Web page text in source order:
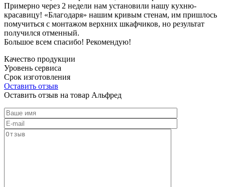
Примерно через 2 недели нам установили нашу кухню-
красавицу! «Благодаря» нашим кривым стенам, им пришлось
помучиться с монтажом верхних шкафчиков, но результат
получился отменный.
Большое всем спасибо! Рекомендую!
Качество продукции
Уровень сервиса
Срок изготовления
Оставить отзыв
Оставить отзыв на товар Альфред